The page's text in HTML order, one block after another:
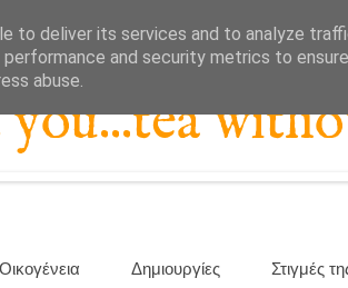
Οικογένεια Δημιουργίες Στιγμές
to deliver its services and to analyze
and security metrics to
abuse.